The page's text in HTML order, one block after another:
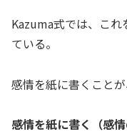
Kazuma式では、こ
ている。
感情を紙に書くことが
感情を紙に書く（感情